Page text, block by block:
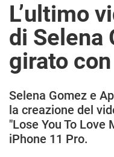
L’ultimo
di Selena
girato
Selena Gomez e
la creazione del
"Lose You To
iPhone 11 Pro.